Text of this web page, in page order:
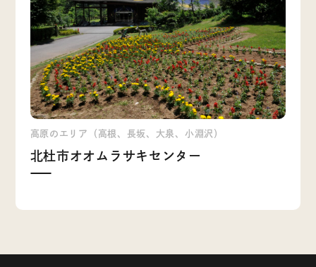
高原のエリア（高根、長坂、大泉、小淵沢）
北杜市オオムラサキセンター